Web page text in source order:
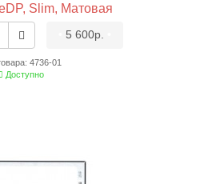
Slim, Матовая
5 600р.
4736-01
Доступно